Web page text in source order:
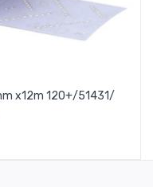
x12m 120+/51431/